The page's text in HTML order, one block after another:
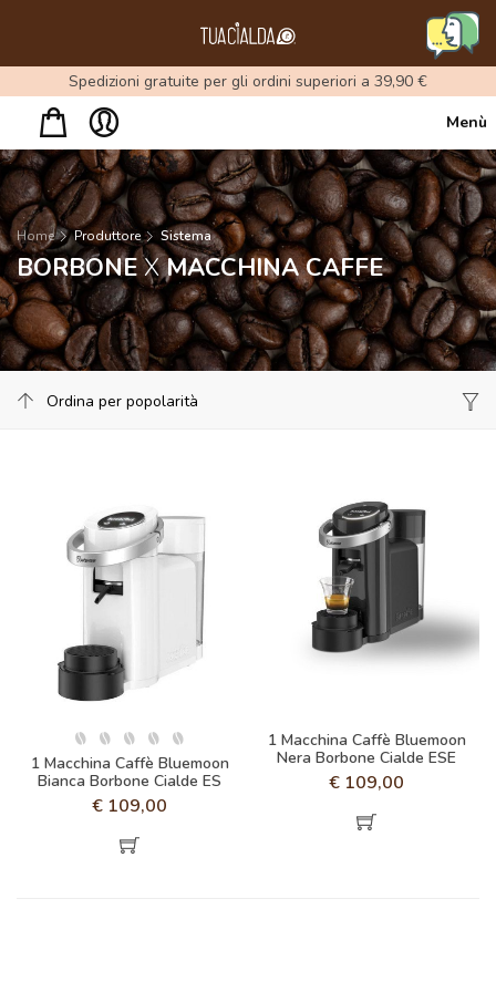
Spedizioni gratuite per gli ordini superiori a 39,90 €
Menù
Home Produttore Sistema
BORBONEXMACCHINA CAFFE
1 Macchina Caffè Bluemoon
Bianca Borbone Cialde ES
€ 109,00
1 Macchina Caffè Bluemoon
Nera Borbone Cialde ESE
€ 109,00